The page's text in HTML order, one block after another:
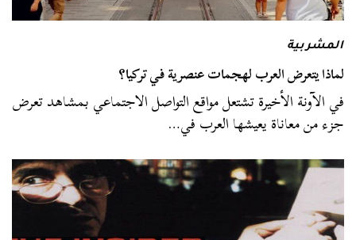
المشربية
لماذا يتعرض العرب لهجمات عنصرية في تركيا؟
في الآونة الأخيرة تشتعل مواقع التواصل الاجتماعي بمشاهد تعرض
جزء من معاناة يعيشها العرب في…